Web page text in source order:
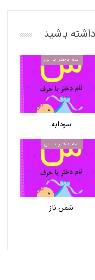
باشید
اسم دختر با س
سودابه
اسم دختر با س
سَمن ناز